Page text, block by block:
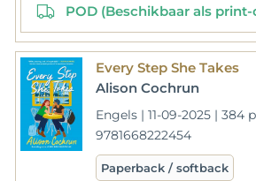
POD (Beschikbaar als print-
Every Step She Takes
Alison Cochrun
Engels | 11-09-2025 | 384
9781668222454
Paperback / softback